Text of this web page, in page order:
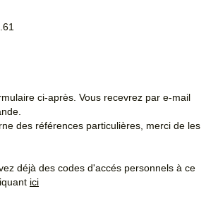
ci-après. Vous recevrez par e-mail
des références particulières, merci de les
déjà des codes d'accés personnels à ce
ici